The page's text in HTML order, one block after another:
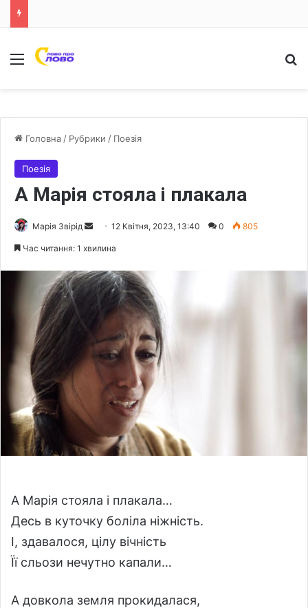
Меню
Головна / Рубрики / Поезія
Поезія
А Марія стояла і плакала
Марія Звірід
d
m
a
12 Квітня, 2023, 13:40 0 805
Час читання: 1 хвилина
А Марія стояла і плакала…
Десь в куточку боліла ніжність.
І, здавалося, цілу вічність
Її сльози нечутно капали…
А довкола земля прокидалася,